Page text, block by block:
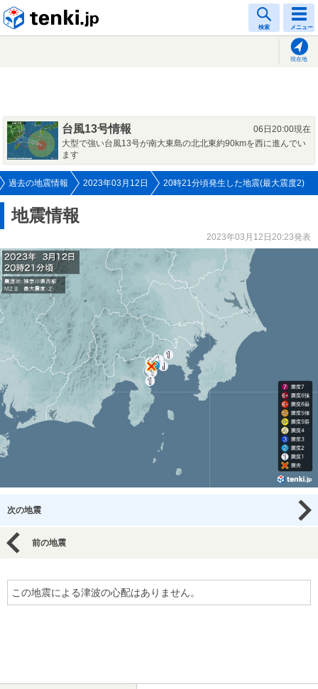
検索 メニュー
現在地
台風13号情報
06日20:00現在
大型で強い台風13号が南大東島の北北東約90kmを西に進んでい
ます
過去の地震情報 2023年03月12日 20時21分頃発生した地震(最大震度2)
地震情報
2023年03月12日20:23発表
次の地震
前の地震
この地震による津波の心配はありません。